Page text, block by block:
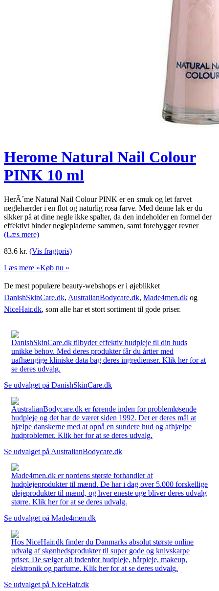
Herome Natural Nail Colour
PINK 10 ml
HerÃ´me Natural Nail Colour PINK er en smuk og let farvet
neglehærder i en flot og naturlig rosa farve. Med denne lak er du
sikker på at dine negle ikke spalter, da den indeholder en formel der
effektivt binder neglepladerne sammen, samt forebygger revner
(Læs mere)
83.6 kr. (Vis fragtpris)
Læs mere »Køb nu »
De mest populære beauty-webshops er i øjeblikket
DanishSkinCare.dk, AustralianBodycare.dk, Made4men.dk og
NiceHair.dk, som alle har et stort sortiment til gode priser.
DanishSkinCare.dk tilbyder effektiv hudpleje til din huds
unikke behov. Med deres produkter får du årtier med
uafhængige kliniske data bag deres ingredienser. Klik her for at
se deres udvalg.
Se udvalget på DanishSkinCare.dk
AustralianBodycare.dk er førende inden for problemløsende
hudpleje og det har de været siden 1992. Det er deres mål at
hjælpe danskerne med at opnå en sundere hud og afhjælpe
hudproblemer. Klik her for at se deres udvalg.
Se udvalget på AustralianBodycare.dk
Made4men.dk er nordens største forhandler af
hudplejeprodukter til mænd. De har i dag over 5.000 forskellige
plejeprodukter til mænd, og hver eneste uge bliver deres udvalg
større. Klik her for at se deres udvalg.
Se udvalget på Made4men.dk
Hos NiceHair.dk finder du Danmarks absolut største online
udvalg af skønhedsprodukter til super gode og knivskarpe
priser. De sælger alt indenfor hudpleje, hårpleje, makeup,
elektronik og parfume. Klik her for at se deres udvalg.
Se udvalget på NiceHair.dk